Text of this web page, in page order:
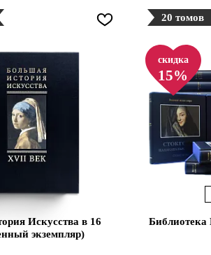
Искусства в 16
экземпляр)
20 томов
скидка
15%
Библиотека